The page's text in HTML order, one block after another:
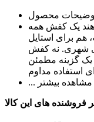
محصول
یک کفش همه‌
هم برای استایل
شهری. نه کفش
گزینه مطمئن
... مشاهده بیشتر
فروشنده های این کالا